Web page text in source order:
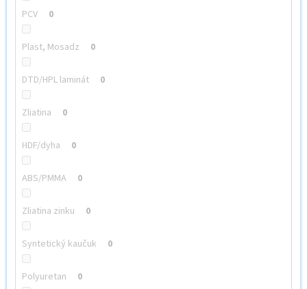
PCV 0
Plast, Mosadz 0
DTD/HPL laminát 0
Zliatina 0
HDF/dyha 0
ABS/PMMA 0
Zliatina zinku 0
Syntetický kaučuk 0
Polyuretan 0